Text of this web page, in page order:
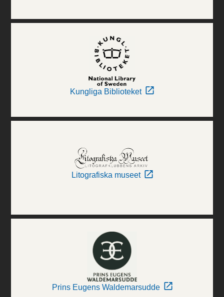
Kungliga Biblioteket
Litografiska museet
Prins Eugens Waldemarsudde